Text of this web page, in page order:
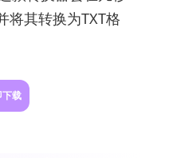
将其转换为TXT格
载